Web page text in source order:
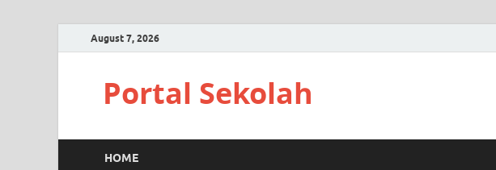
August 7, 2026
Portal Sekolah
HOME